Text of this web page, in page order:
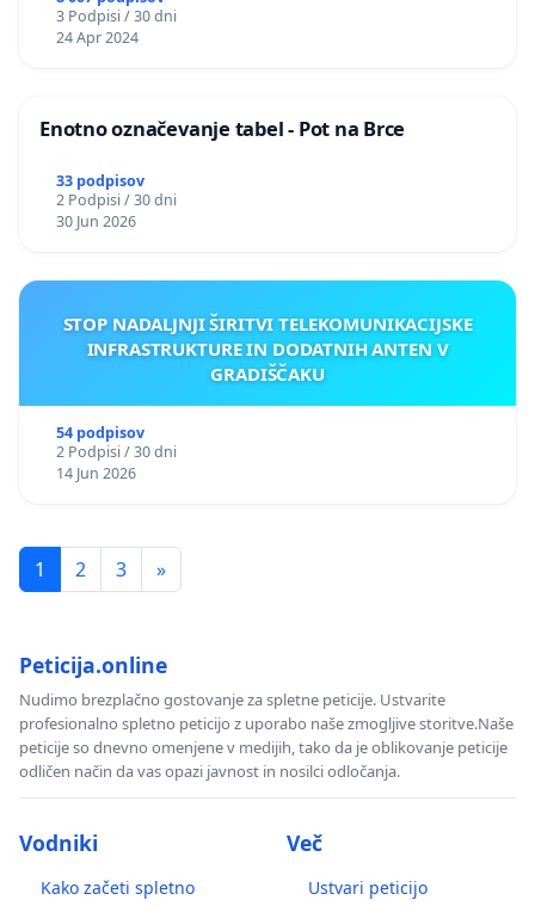
3 Podpisi / 30 dni
24 Apr 2024
Enotno označevanje tabel - Pot na Brce
33 podpisov
2 Podpisi / 30 dni
30 Jun 2026
STOP NADALJNJI ŠIRITVI TELEKOMUNIKACIJSKE
INFRASTRUKTURE IN DODATNIH ANTEN V
GRADIŠČAKU
54 podpisov
2 Podpisi / 30 dni
14 Jun 2026
1 2 3 »
Peticija.online
Nudimo brezplačno gostovanje za spletne peticije. Ustvarite
profesionalno spletno peticijo z uporabo naše zmogljive storitve.Naše
peticije so dnevno omenjene v medijih, tako da je oblikovanje peticije
odličen način da vas opazi javnost in nosilci odločanja.
Vodniki
Kako začeti spletno
Več
Ustvari peticijo